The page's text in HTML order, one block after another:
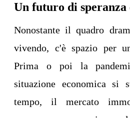
Un futuro di speranza
Nonostante il quadro
vivendo, c'è spazio per
Prima o poi la
situazione economica si
tempo, il mercato